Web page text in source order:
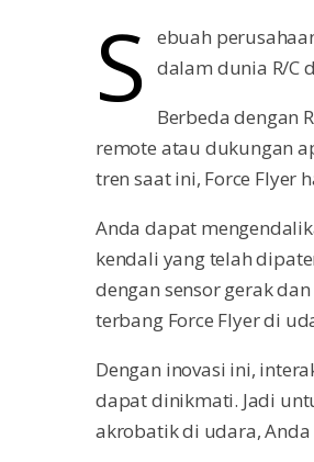
S ebuah
dalam dunia R/C
Berbeda dengan
remote atau dukungan
tren saat ini, Force Flyer
Anda dapat
kendali yang telah
dengan sensor gerak
terbang Force Flyer di
Dengan inovasi ini,
dapat dinikmati. Jadi
akrobatik di udara,